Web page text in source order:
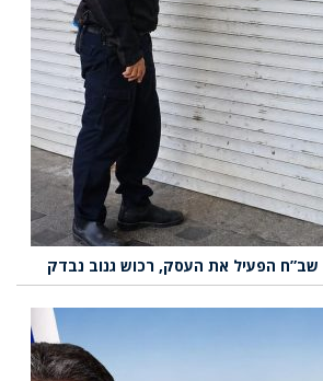
שב”ח הפעיל את העסק, רכוש גנוב נבדק